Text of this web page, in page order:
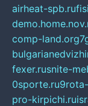
airheat-spb.ru
comp-land.org
fexer.rusnite-
0sporte.ru
pro-kirpichi.ru